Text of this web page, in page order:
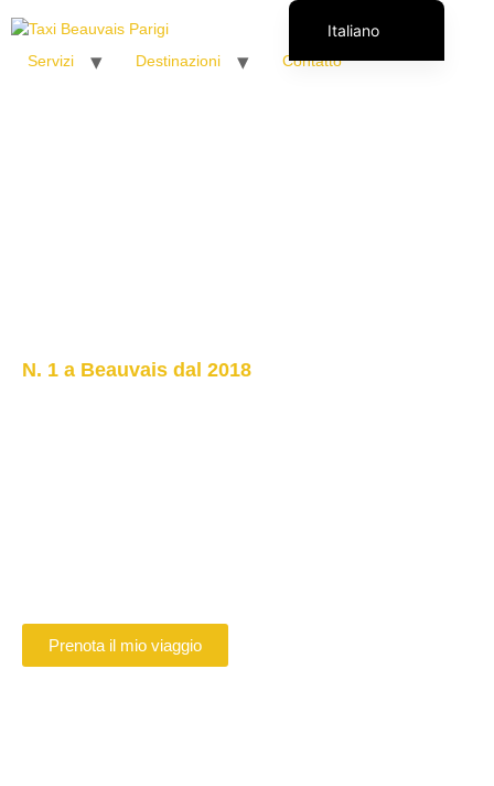
Servizi Destinazioni Contatto
N. 1 a Beauvais dal 2018
Prenota il mio viaggio
Italiano
Français